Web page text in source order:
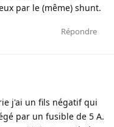
par le (même) shunt.
Répondre
j'ai un fils négatif qui
par un fusible de 5 A.